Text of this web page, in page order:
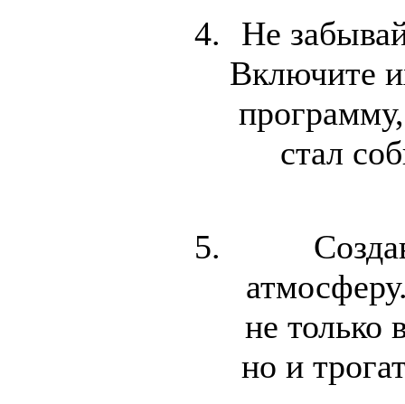
Не
Включите
стал
не только
но и